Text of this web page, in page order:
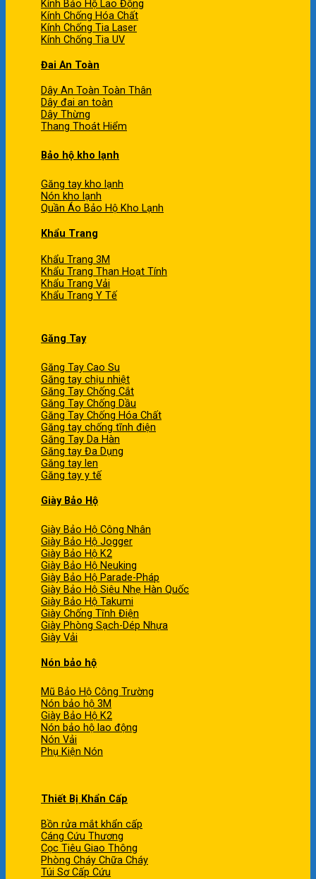
Kính Bảo Hộ Lao Động
Kính Chống Hóa Chất
Kính Chống Tia Laser
Kính Chống Tia UV
Đai An Toàn
Dây An Toàn Toàn Thân
Dây đai an toàn
Dây Thừng
Thang Thoát Hiểm
Bảo hộ kho lạnh
Găng tay kho lạnh
Nón kho lạnh
Quần Áo Bảo Hộ Kho Lạnh
Khẩu Trang
Khẩu Trang 3M
Khẩu Trang Than Hoạt Tính
Khẩu Trang Vải
Khẩu Trang Y Tế
Găng Tay
Găng Tay Cao Su
Găng tay chịu nhiệt
Găng Tay Chống Cắt
Găng Tay Chống Dầu
Găng Tay Chống Hóa Chất
Găng tay chống tĩnh điện
Găng Tay Da Hàn
Găng tay Đa Dụng
Găng tay len
Găng tay y tế
Giày Bảo Hộ
Giày Bảo Hộ Công Nhân
Giày Bảo Hộ Jogger
Giày Bảo Hộ K2
Giày Bảo Hộ Neuking
Giày Bảo Hộ Parade-Pháp
Giày Bảo Hộ Siêu Nhẹ Hàn Quốc
Giày Bảo Hộ Takumi
Giày Chống Tĩnh Điện
Giày Phòng Sạch-Dép Nhựa
Giày Vải
Nón bảo hộ
Mũ Bảo Hộ Công Trường
Nón bảo hộ 3M
Giày Bảo Hộ K2
Nón bảo hộ lao động
Nón Vải
Phụ Kiện Nón
Thiết Bị Khẩn Cấp
Bồn rửa mắt khẩn cấp
Cáng Cứu Thương
Cọc Tiêu Giao Thông
Phòng Cháy Chữa Cháy
Túi Sơ Cấp Cứu